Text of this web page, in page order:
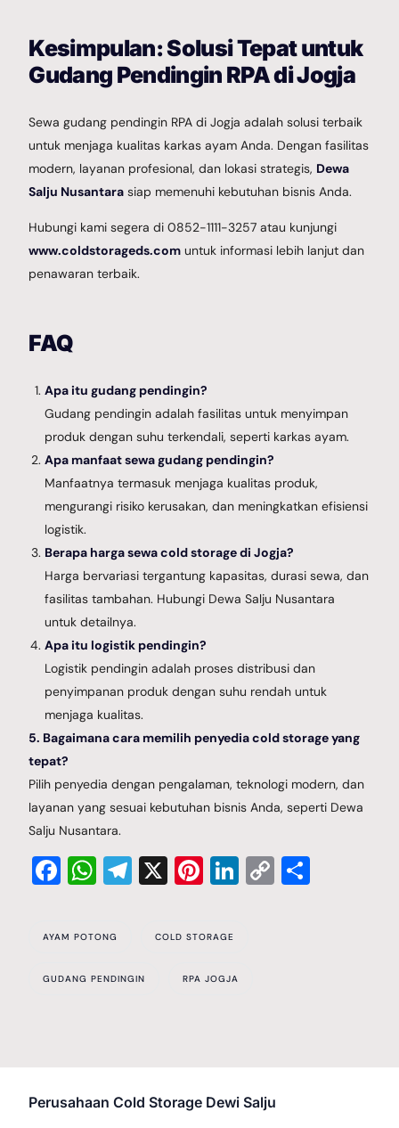
Kesimpulan: Solusi Tepat untuk
Gudang Pendingin RPA di Jogja
Sewa gudang pendingin RPA di Jogja adalah solusi terbaik
untuk menjaga kualitas karkas ayam Anda. Dengan fasilitas
modern, layanan profesional, dan lokasi strategis, Dewa
Salju Nusantara siap memenuhi kebutuhan bisnis Anda.
Hubungi kami segera di 0852-1111-3257 atau kunjungi
www.coldstorageds.com untuk informasi lebih lanjut dan
penawaran terbaik.
FAQ
Apa itu gudang pendingin?
Gudang pendingin adalah fasilitas untuk menyimpan
produk dengan suhu terkendali, seperti karkas ayam.
Apa manfaat sewa gudang pendingin?
Manfaatnya termasuk menjaga kualitas produk,
mengurangi risiko kerusakan, dan meningkatkan efisiensi
logistik.
Berapa harga sewa cold storage di Jogja?
Harga bervariasi tergantung kapasitas, durasi sewa, dan
fasilitas tambahan. Hubungi Dewa Salju Nusantara
untuk detailnya.
Apa itu logistik pendingin?
Logistik pendingin adalah proses distribusi dan
penyimpanan produk dengan suhu rendah untuk
menjaga kualitas.
5. Bagaimana cara memilih penyedia cold storage yang
tepat?
Pilih penyedia dengan pengalaman, teknologi modern, dan
layanan yang sesuai kebutuhan bisnis Anda, seperti Dewa
Salju Nusantara.
Facebook
WhatsApp
Telegram
X Pinterest
LinkedIn
Copy
AYAM POTONG COLD STORAGE
GUDANG PENDINGIN RPA JOGJA
Perusahaan Cold Storage Dewi Salju